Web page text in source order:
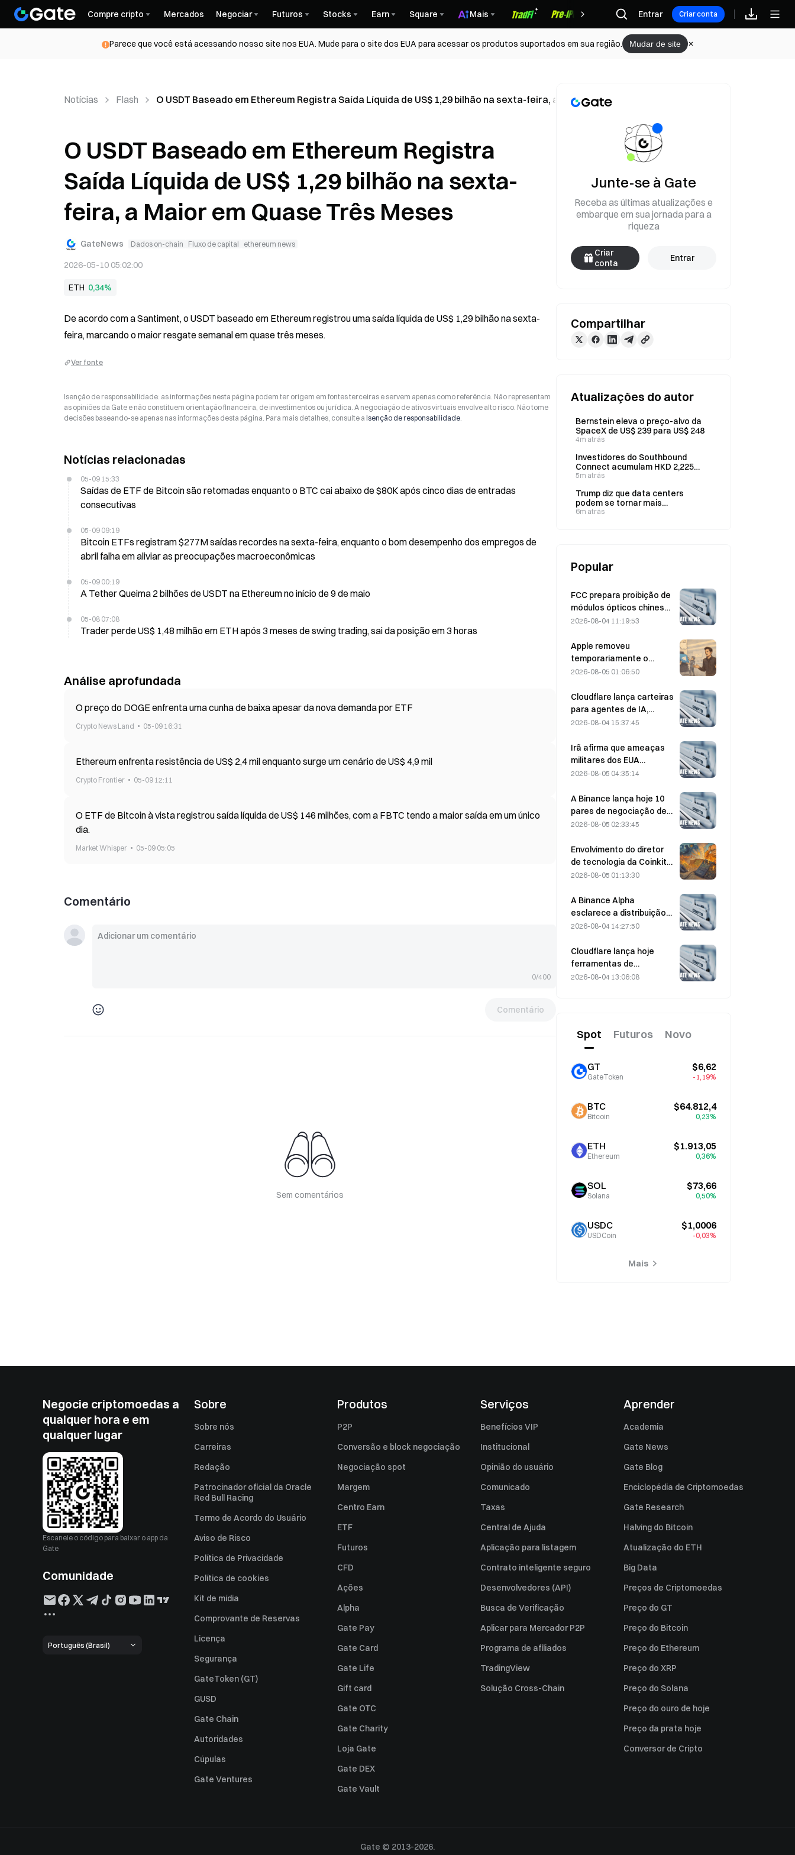
Compre cripto Mercados Negociar Futuros Stocks Earn Square Mais Recompensas
Entrar Criar conta
Parece que você está acessando nosso site nos EUA. Mude para o site dos EUA para acessar os produtos suportados em sua região. Mudar de site
Notícias Flash O USDT Baseado em Ethereum Registra Saída Líquida de US$ 1,29 bilhão na sexta-feira, a Maior em Quase Três Meses
O USDT Baseado em Ethereum Registra
Saída Líquida de US$ 1,29 bilhão na sexta-
feira, a Maior em Quase Três Meses
GateNews Dados on-chain Fluxo de capital ethereum news
2026-05-10 05:02:00
ETH 0,34%
De acordo com a Santiment, o USDT baseado em Ethereum registrou uma saída líquida de US$ 1,29 bilhão na sexta-
feira, marcando o maior resgate semanal em quase três meses.
Ver fonte
Isenção de responsabilidade: as informações nesta página podem ter origem em fontes terceiras e servem apenas como referência. Não representam
as opiniões da Gate e não constituem orientação financeira, de investimentos ou jurídica. A negociação de ativos virtuais envolve alto risco. Não tome
decisões baseando-se apenas nas informações desta página. Para mais detalhes, consulte a Isenção de responsabilidade.
Notícias relacionadas
05-09 15:33
Saídas de ETF de Bitcoin são retomadas enquanto o BTC cai abaixo de $80K após cinco dias de entradas
consecutivas
05-09 09:19
Bitcoin ETFs registram $277M saídas recordes na sexta-feira, enquanto o bom desempenho dos empregos de
abril falha em aliviar as preocupações macroeconômicas
05-09 00:19
A Tether Queima 2 bilhões de USDT na Ethereum no início de 9 de maio
05-08 07:08
Trader perde US$ 1,48 milhão em ETH após 3 meses de swing trading, sai da posição em 3 horas
Análise aprofundada
O preço do DOGE enfrenta uma cunha de baixa apesar da nova demanda por ETF
Crypto News Land 05-09 16:31
Ethereum enfrenta resistência de US$ 2,4 mil enquanto surge um cenário de US$ 4,9 mil
Crypto Frontier 05-09 12:11
O ETF de Bitcoin à vista registrou saída líquida de US$ 146 milhões, com a FBTC tendo a maior saída em um único
dia.
Market Whisper 05-09 05:05
Comentário
0/400
Comentário
Sem comentários
Junte-se à Gate
Receba as últimas atualizações e
embarque em sua jornada para a
riqueza
Criar
conta
Entrar
Compartilhar
Atualizações do autor
Bernstein eleva o preço-alvo da
SpaceX de US$ 239 para US$ 248
4m atrás
Investidores do Southbound
Connect acumulam HKD 2,225
bilhões em MINIMAX-W em um
HKD 4,9 bilhões
5m atrás
Trump diz que data centers
podem se tornar mais
importantes que o petróleo
6m atrás
Popular
FCC prepara proibição de
módulos ópticos chineses
para data centers;
da Xinyuan sofre impacto
de 27%
2026-08-04 11:19:53
Apple removeu
temporariamente o
Telegram por causa de
dizendo ter sido alvo de
um “ataque de
segurança”.
2026-08-05 01:06:50
Cloudflare lança carteiras
para agentes de IA,
permitindo pagamentos
de agosto
2026-08-04 15:37:45
Irã afirma que ameaças
militares dos EUA
atrasam acordo com Omã
em 5 de agosto
2026-08-05 04:35:14
A Binance lança hoje 10
pares de negociação de
bStocks às 20:00 (UTC+8),
para makers.
2026-08-05 02:33:45
Envolvimento do diretor
de tecnologia da Coinkite
em incidente envolvendo
Coldcard desencadeia
quatro ondas de ataques,
com perdas de US$ 114
2026-08-05 01:13:30
A Binance Alpha
esclarece a distribuição
de recompensas da
enviadas
automaticamente aos
detentores de carteiras,
2026-08-04 14:27:50
Cloudflare lança hoje
ferramentas de
identidade e carteiras
2026-08-04 13:06:08
Spot Futuros Novo
GT
GateToken
$6,62
-1,19%
BTC
Bitcoin
$64.812,4
0,23%
ETH
Ethereum
$1.913,05
0,36%
SOL
Solana
$73,66
0,50%
USDC
USDCoin
$1,0006
-0,03%
Mais
Negocie criptomoedas a
qualquer hora e em
qualquer lugar
Escaneie o código para baixar o app da
Gate
Comunidade
Português (Brasil)
Sobre
Sobre nós
Carreiras
Redação
Patrocinador oficial da Oracle
Red Bull Racing
Termo de Acordo do Usuário
Aviso de Risco
Política de Privacidade
Política de cookies
Kit de mídia
Comprovante de Reservas
Licença
Segurança
GateToken (GT)
GUSD
Gate Chain
Autoridades
Cúpulas
Gate Ventures
Produtos
P2P
Conversão e block negociação
Negociação spot
Margem
Centro Earn
ETF
Futuros
CFD
Ações
Alpha
Gate Pay
Gate Card
Gate Life
Gift card
Gate OTC
Gate Charity
Loja Gate
Gate DEX
Gate Vault
Serviços
Benefícios VIP
Institucional
Opinião do usuário
Comunicado
Taxas
Central de Ajuda
Aplicação para listagem
Contrato inteligente seguro
Desenvolvedores (API)
Busca de Verificação
Aplicar para Mercador P2P
Programa de afiliados
TradingView
Solução Cross-Chain
Aprender
Academia
Gate News
Gate Blog
Enciclopédia de Criptomoedas
Gate Research
Halving do Bitcoin
Atualização do ETH
Big Data
Preços de Criptomoedas
Preço do GT
Preço do Bitcoin
Preço do Ethereum
Preço do XRP
Preço do Solana
Preço do ouro de hoje
Preço da prata hoje
Conversor de Cripto
Gate © 2013-2026.